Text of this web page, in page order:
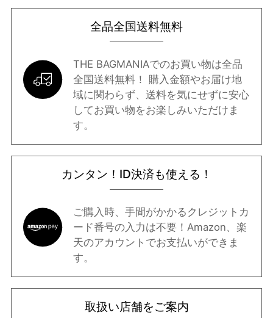
全品全国送料無料
THE BAGMANIAでのお買い物は全品
全国送料無料！ 購入金額やお届け地
域に関わらず、送料を気にせずに安心
してお買い物をお楽しみいただけま
す。
カンタン！ID決済も使える！
ご購入時、手間がかかるクレジットカ
ード番号の入力は不要！Amazon、楽
天のアカウントでお支払いができま
す。
取扱い店舗をご案内